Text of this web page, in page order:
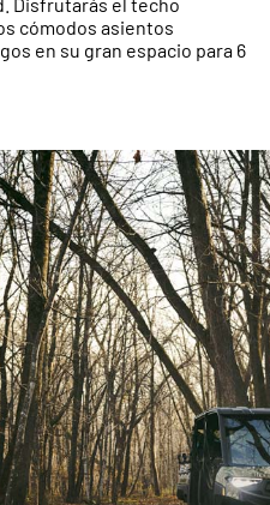
cómodos asientos
en su gran espacio para 6